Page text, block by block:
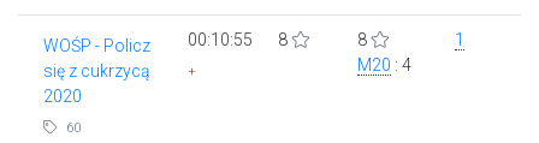
WOŚP - Policz
się z cukrzycą
2020
60
00:10:55
+
8
8
M20 : 4
1